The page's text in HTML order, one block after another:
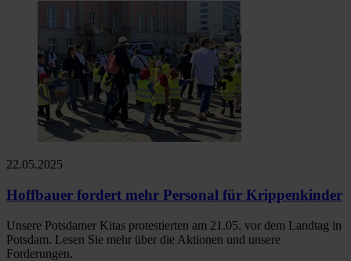
22.05.2025
Hoffbauer fordert mehr Personal für Krippenkinder
Unsere Potsdamer Kitas protestierten am 21.05. vor dem Landtag in
Potsdam. Lesen Sie mehr über die Aktionen und unsere
Forderungen.